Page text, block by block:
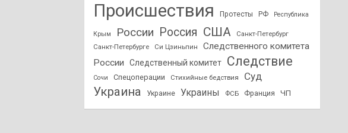
Происшествия Протесты РФ Республика
Крым России Россия США
Санкт-Петербург
Санкт-Петербурге
Си Цзиньпин
Следственного комитета
России
Следственный комитет Следствие
Сочи Спецоперации Стихийные бедствия Суд
Украина Украине Украины ФСБ Франция ЧП